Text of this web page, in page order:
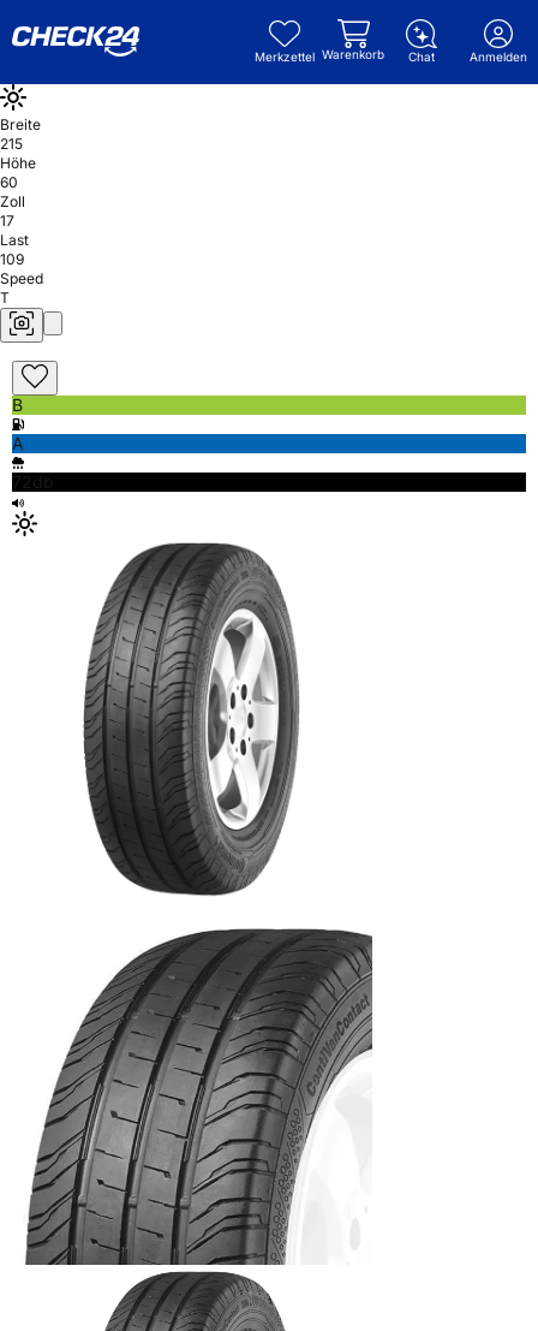
Merkzettel Warenkorb Chat Anmelden
Breite
215
Höhe
60
Zoll
17
Last
109
Speed
T
B
A
72db